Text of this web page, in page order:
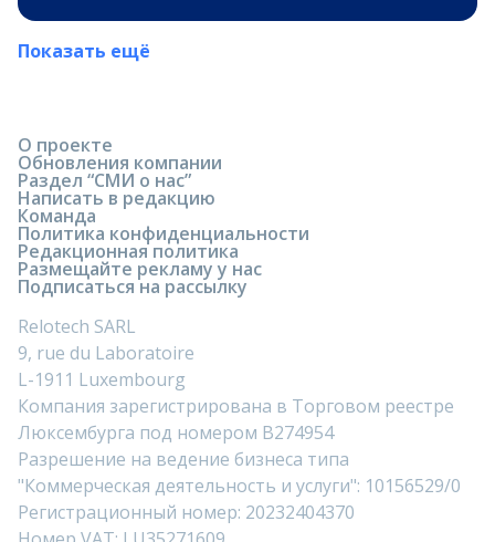
Показать ещё
О проекте
Обновления компании
Раздел “СМИ о нас”
Написать в редакцию
Команда
Политика конфиденциальности
Редакционная политика
Размещайте рекламу у нас
Подписаться на рассылку
Relotech SARL
9, rue du Laboratoire
L-1911 Luxembourg
Компания зарегистрирована в Торговом реестре
Люксембурга под номером B274954
Разрешение на ведение бизнеса типа
"Коммерческая деятельность и услуги": 10156529/0
Регистрационный номер: 20232404370